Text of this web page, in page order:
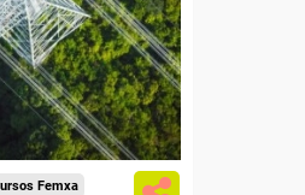
autónomos.
Sector
y Agua.
Femxa